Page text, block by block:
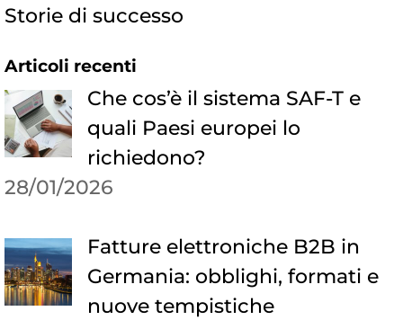
Storie di successo
Articoli recenti
Che cos’è il sistema SAF-T e
quali Paesi europei lo
richiedono?
28/01/2026
Fatture elettroniche B2B in
Germania: obblighi, formati e
nuove tempistiche